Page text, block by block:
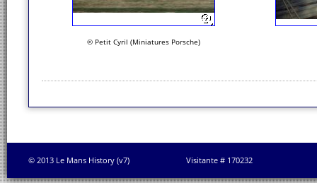
© Petit Cyril (Miniatures Porsche)
© 2013 Le Mans History (v7) Visitante # 170232